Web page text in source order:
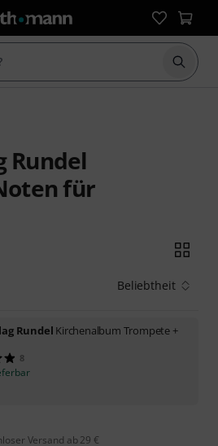
Suche
Rundel
für
Beliebtheit
Rundel Kirchenalbum Trompete +
8
Versand ab 29 €